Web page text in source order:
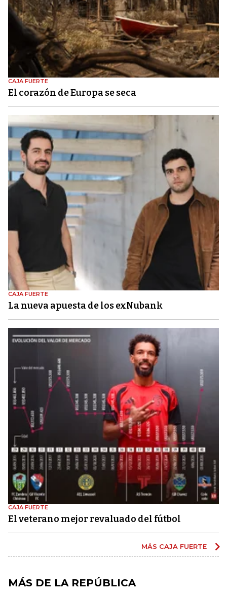
CAJA FUERTE
El corazón de Europa se seca
CAJA FUERTE
La nueva apuesta de los exNubank
CAJA FUERTE
El veterano mejor revaluado del fútbol
MÁS CAJA FUERTE
MÁS DE LA REPÚBLICA